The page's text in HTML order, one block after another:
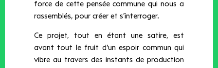
force de cette pensée commune qui nous a
rassemblés, pour créer et s’interroger.
Ce projet, tout en étant une satire, est
avant tout le fruit d’un espoir commun qui
vibre au travers des instants de production